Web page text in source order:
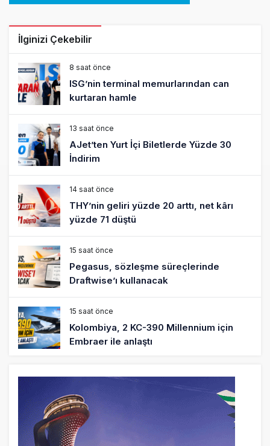
İlginizi Çekebilir
8 saat önce
ISG’nin terminal memurlarından can
kurtaran hamle
13 saat önce
AJet’ten Yurt İçi Biletlerde Yüzde 30
İndirim
14 saat önce
THY’nin geliri yüzde 20 arttı, net kârı
yüzde 71 düştü
15 saat önce
Pegasus, sözleşme süreçlerinde
Draftwise’ı kullanacak
15 saat önce
Kolombiya, 2 KC-390 Millennium için
Embraer ile anlaştı
Üniversite adayı avlanma ve aldanma!
Yazıcıoğlu Kazası 19 yıl sonra sil baştan
SHGM yönetiminin hiç mi kusuru yok?